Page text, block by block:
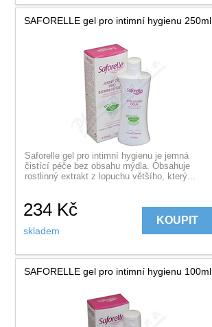
SAFORELLE gel pro intimní hygienu 250ml
Saforelle gel pro intimní hygienu je jemná
čistící péče bez obsahu mýdla. Obsahuje
rostlinný extrakt z lopuchu většího, který...
234 Kč
skladem
KOUPIT
SAFORELLE gel pro intimní hygienu 100ml